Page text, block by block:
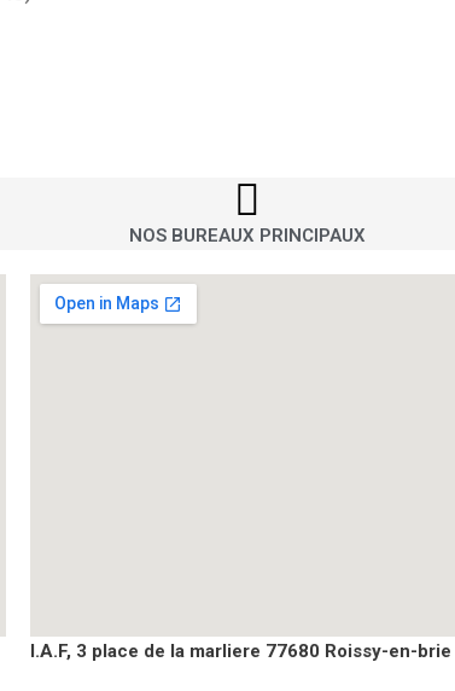
NOS BUREAUX PRINCIPAUX
I.A.F, 3 place de la marliere 77680 Roissy-en-brie